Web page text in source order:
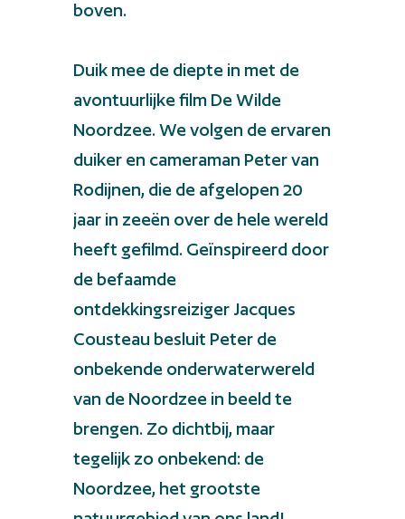
boven.
Duik mee de diepte in met de
avontuurlijke film De Wilde
Noordzee. We volgen de ervaren
duiker en cameraman Peter van
Rodijnen, die de afgelopen 20
jaar in zeeën over de hele wereld
heeft gefilmd. Geïnspireerd door
de befaamde
ontdekkingsreiziger Jacques
Cousteau besluit Peter de
onbekende onderwaterwereld
van de Noordzee in beeld te
brengen. Zo dichtbij, maar
tegelijk zo onbekend: de
Noordzee, het grootste